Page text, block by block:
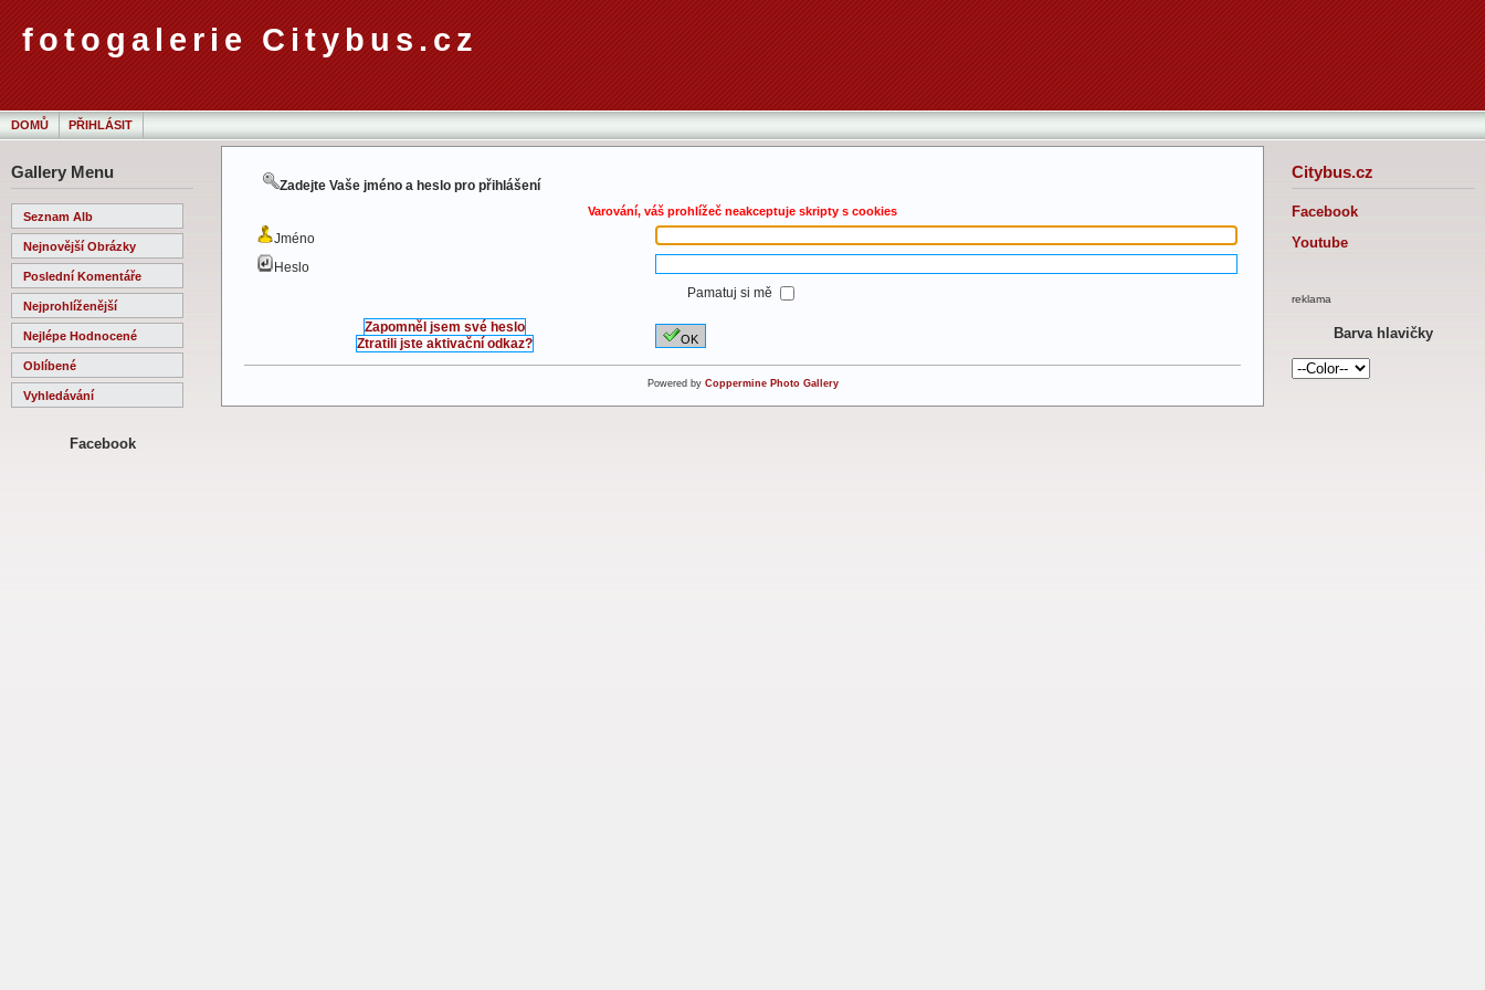
fotogalerie Citybus.cz
DOMŮ PŘIHLÁSIT
Gallery Menu
Seznam Alb
Nejnovější Obrázky
Poslední Komentáře
Nejprohlíženější
Nejlépe Hodnocené
Oblíbené
Vyhledávání
Facebook
Citybus.cz
Facebook
Youtube
reklama
Barva hlavičky
Zadejte Vaše jméno a heslo pro přihlášení
Varování, váš prohlížeč neakceptuje skripty s cookies
Jméno
Heslo
Pamatuj si mě
Zapomněl jsem své heslo
Ztratili jste aktivační odkaz?
OK
Powered by Coppermine Photo Gallery